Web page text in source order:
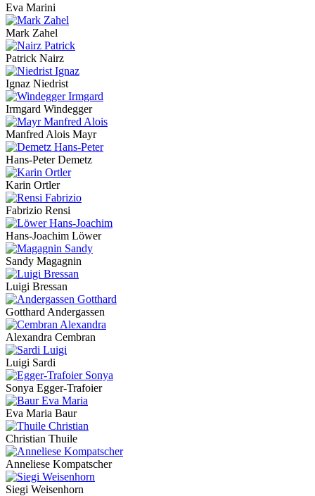
Eva Marini
Mark Zahel
Patrick Nairz
Ignaz Niedrist
Irmgard Windegger
Manfred Alois Mayr
Hans-Peter Demetz
Karin Ortler
Fabrizio Rensi
Hans-Joachim Löwer
Sandy Magagnin
Luigi Bressan
Gotthard Andergassen
Alexandra Cembran
Luigi Sardi
Sonya Egger-Trafoier
Eva Maria Baur
Christian Thuile
Anneliese Kompatscher
Siegi Weisenhorn